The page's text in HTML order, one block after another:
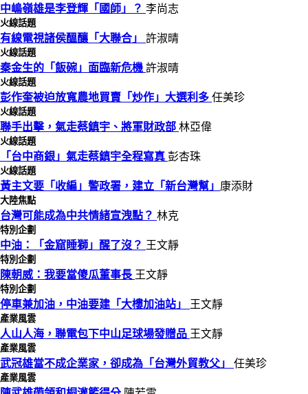
中嶋嶺雄是李登輝「國師」？ 李尚志
火線話題
有線電視諸侯醞釀「大聯合」 許淑晴
火線話題
秦金生的「飯碗」面臨新危機 許淑晴
火線話題
彭作奎被迫放寬農地買賣「炒作」大選利多 任美珍
火線話題
聯手出擊，氣走蔡鎮宇、將軍財政部 林亞偉
火線話題
「台中商銀」氣走蔡鎮宇全程寫真 彭杏珠
火線話題
黃主文要「收編」警政署，建立「新台灣幫」 康添財
大陸焦點
台灣可能成為中共情緒宣洩點？ 林克
特別企劃
中油：「金窟睡獅」醒了沒？ 王文靜
特別企劃
陳朝威：我要當傻瓜董事長 王文靜
特別企劃
停車兼加油，中油要建「大樓加油站」 王文靜
產業風雲
人山人海，聯電包下中山足球場發贈品 王文靜
產業風雲
武冠雄當不成企業家，卻成為「台灣外貿教父」 任美珍
產業風雲